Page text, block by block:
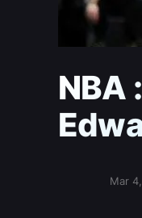
NBA
Mar